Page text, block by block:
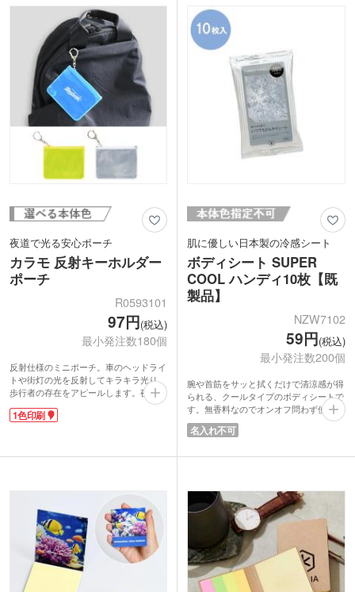
れるアイテムです。ベージュ・ブラウ
ン・ライトブルーの3色取混ぜでお届け
します。
夜道で光る安心ポーチ
カラモ 反射キーホルダー
ポーチ
R0593101
97円(税込)
最小発注数180個
反射仕様のミニポーチ。車のヘッドライ
トや街灯の光を反射してキラキラ光り、
歩行者の存在をアピールします。夜間や
荒天時の外出時に交通安全グッズとして
活躍します。小銭や鍵等のちょっとした
やベルトループなど、さまざまな場所に
参加特典や、習い事や塾の入会特典に。
団体名や企業名を印刷してオリジナルポ
ーチが作れます。
1色印刷
肌に優しい日本製の冷感シート
ボディシート SUPER
COOL ハンディ10枚【既
製品】
NZW7102
59円(税込)
最小発注数200個
腕や首筋をサッと拭くだけで清涼感が得
られる、クールタイプのボディシートで
す。無香料なのでオンオフ問わず使いや
すく、オフィスや外出先でも快適にリフ
レッシュできます。肌に優しいパラベン
計で、日本製なのも魅力。コンパクトな
ンで配布できるノベルティです。激安価
格でイベントでのばらまきやポストイン
にもおすすめ。
名入れ不可